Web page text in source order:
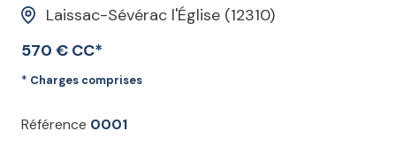
Laissac-Sévérac l'Église (12310)
570 € CC*
* Charges comprises
Référence 0001